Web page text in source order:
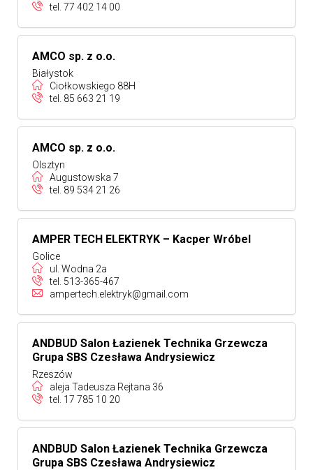
tel. 77 402 14 00
AMCO sp. z o.o.
Białystok
Ciołkowskiego 88H
tel. 85 663 21 19
AMCO sp. z o.o.
Olsztyn
Augustowska 7
tel. 89 534 21 26
AMPER TECH ELEKTRYK – Kacper Wróbel
Golice
ul. Wodna 2a
tel. 513-365-467
ampertech.elektryk@gmail.com
ANDBUD Salon Łazienek Technika Grzewcza
Grupa SBS Czesława Andrysiewicz
Rzeszów
aleja Tadeusza Rejtana 36
tel. 17 785 10 20
ANDBUD Salon Łazienek Technika Grzewcza
Grupa SBS Czesława Andrysiewicz